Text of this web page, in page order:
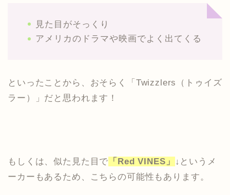
見た目がそっくり
アメリカのドラマや映画でよく出てくる
といったことから、おそらく「Twizzlers（トゥイズ
ラー）」だと思われます！
もしくは、似た見た目で 「Red VINES」
↓というメ
ーカーもあるため、こちらの可能性もあります。